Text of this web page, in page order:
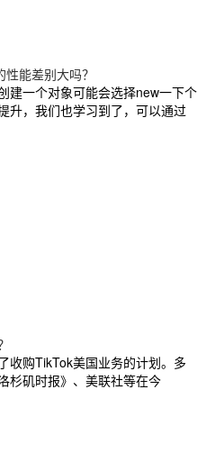
能差别大吗？
建一个对象可能会选择new一下个
升，我们也学习到了，可以通过
收购TikTok美国业务的计划。多
杉矶时报》、美联社等在今